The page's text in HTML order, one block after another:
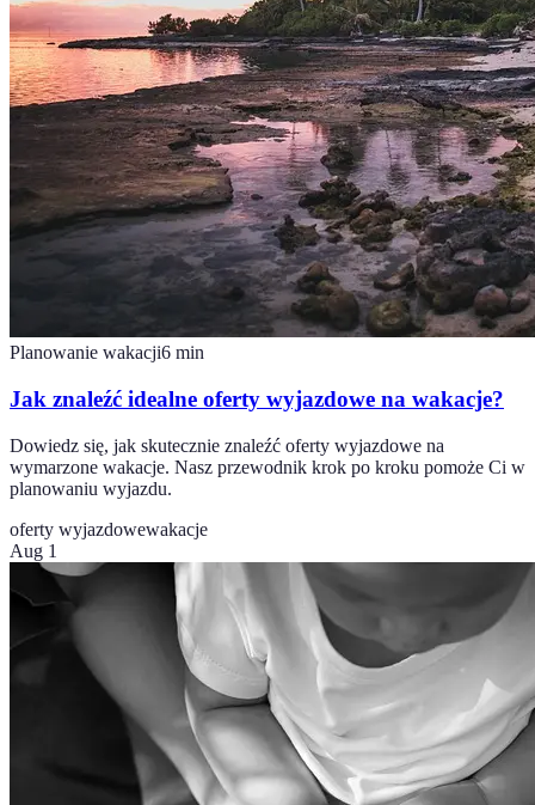
Planowanie wakacji6 min
Jak znaleźć idealne oferty wyjazdowe na wakacje?
Dowiedz się, jak skutecznie znaleźć oferty wyjazdowe na
wymarzone wakacje. Nasz przewodnik krok po kroku pomoże Ci w
planowaniu wyjazdu.
oferty wyjazdowewakacje
Aug 1